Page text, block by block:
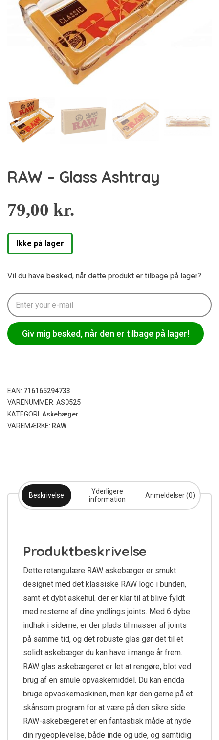
RAW – Glass Ashtray
79,00 kr.
Ikke på lager
Vil du have besked, når dette produkt er tilbage på lager?
Giv mig besked, når den er tilbage på lager!
EAN: 716165294733
VARENUMMER: AS0525
KATEGORI: Askebæger
VAREMÆRKE: RAW
Beskrivelse
Yderligere
information
Anmeldelser (0)
Produktbeskrivelse
Dette retangulære RAW askebæger er smukt
designet med det klassiske RAW logo i bunden,
samt et dybt askehul, der er klar til at blive fyldt
med resterne af dine yndlings joints. Med 6 dybe
indhak i siderne, er der plads til masser af joints
på samme tid, og det robuste glas gør det til et
solidt askebæger du kan have i mange år frem.
RAW glas askebægeret er let at rengøre, blot ved
brug af en smule opvaskemiddel. Du kan endda
bruge opvaskemaskinen, men kør den gerne på et
skånsom program for at være på den sikre side.
RAW-askebægeret er en fantastisk måde at nyde
din rygeoplevelse, både inde og ude, og samtidig